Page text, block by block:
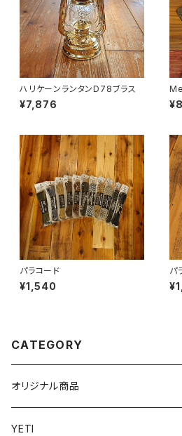
ハリケーンランタンD78ブラス
¥7,876
パラコード
¥1,540
パ
CATEGORY
オリジナル商品
YETI